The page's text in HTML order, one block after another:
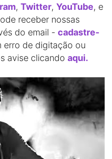
, Twitter, YouTube, e
receber nossas
do email - cadastre-
erro de digitação ou
avise clicando aqui.